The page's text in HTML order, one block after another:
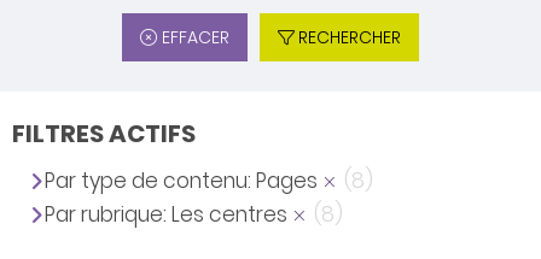
EFFACER RECHERCHER
FILTRES ACTIFS
Par type de contenu: Pages
(8)
Par rubrique: Les centres
(8)